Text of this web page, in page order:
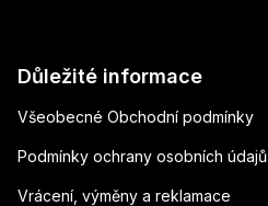
Důležité informace
Všeobecné Obchodní podmínky
Podmínky ochrany osobních údajů
Vrácení, výměny a reklamace